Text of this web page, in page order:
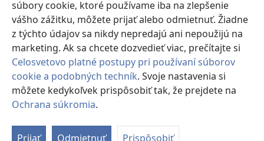
súbory cookie, ktoré používame iba na zlepšenie
vášho zážitku, môžete prijať alebo odmietnuť. Žiadne
z týchto údajov sa nikdy nepredajú ani nepoužijú na
marketing. Ak sa chcete dozvedieť viac, prečítajte si
Celosvetovo platné postupy pri používaní súborov
cookie a podobných techník. Svoje nastavenia si
môžete kedykoľvek prispôsobiť tak, že prejdete na
Ochrana súkromia.
Prijať Odmietnuť Prispôsobiť
okno)
Watchtower Library
Copyright© 2026 Watch Tower Bible and Tract Society of Pennsylvania.
PODMIENKY POUŽÍVANIA